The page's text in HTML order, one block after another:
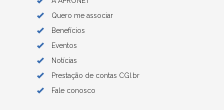
Quero me associar
Benefícios
Eventos
Notícias
Prestação de contas CGI.br
Fale conosco